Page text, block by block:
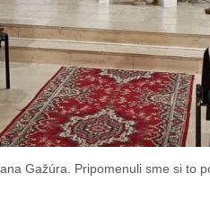
Gažúra. Pripomenuli sme si to